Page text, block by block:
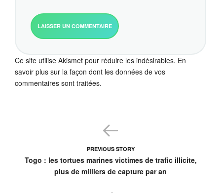
Ce site utilise Akismet pour réduire les indésirables. En
savoir plus sur la façon dont les données de vos
commentaires sont traitées.
PREVIOUS STORY
Togo : les tortues marines victimes de trafic illicite,
plus de milliers de capture par an